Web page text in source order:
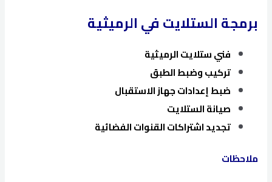
برمجة الستلايت في الرميثية
فني ستلايت الرميثية
تركيب وضبط الطبق
ضبط إعدادات جهاز الاستقبال
صيانة الستلايت
تجديد اشتراكات القنوات الفضائية
ملاحظات